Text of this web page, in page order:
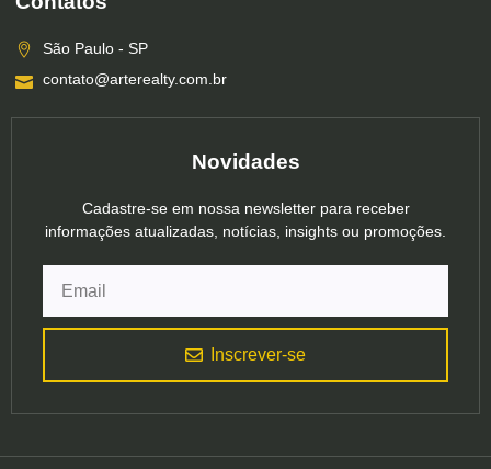
São Paulo - SP
contato@arterealty.com.br
Novidades
Cadastre-se em nossa newsletter para receber
informações atualizadas, notícias, insights ou promoções.
Inscrever-se